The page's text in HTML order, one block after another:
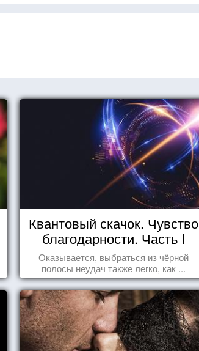
Квантовый скачок. Чувство
благодарности. Часть I
Оказывается, выбраться из чёрной
полосы неудач также легко, как ...